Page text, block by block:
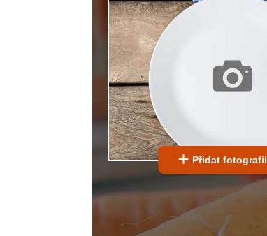
Přidat fotografii